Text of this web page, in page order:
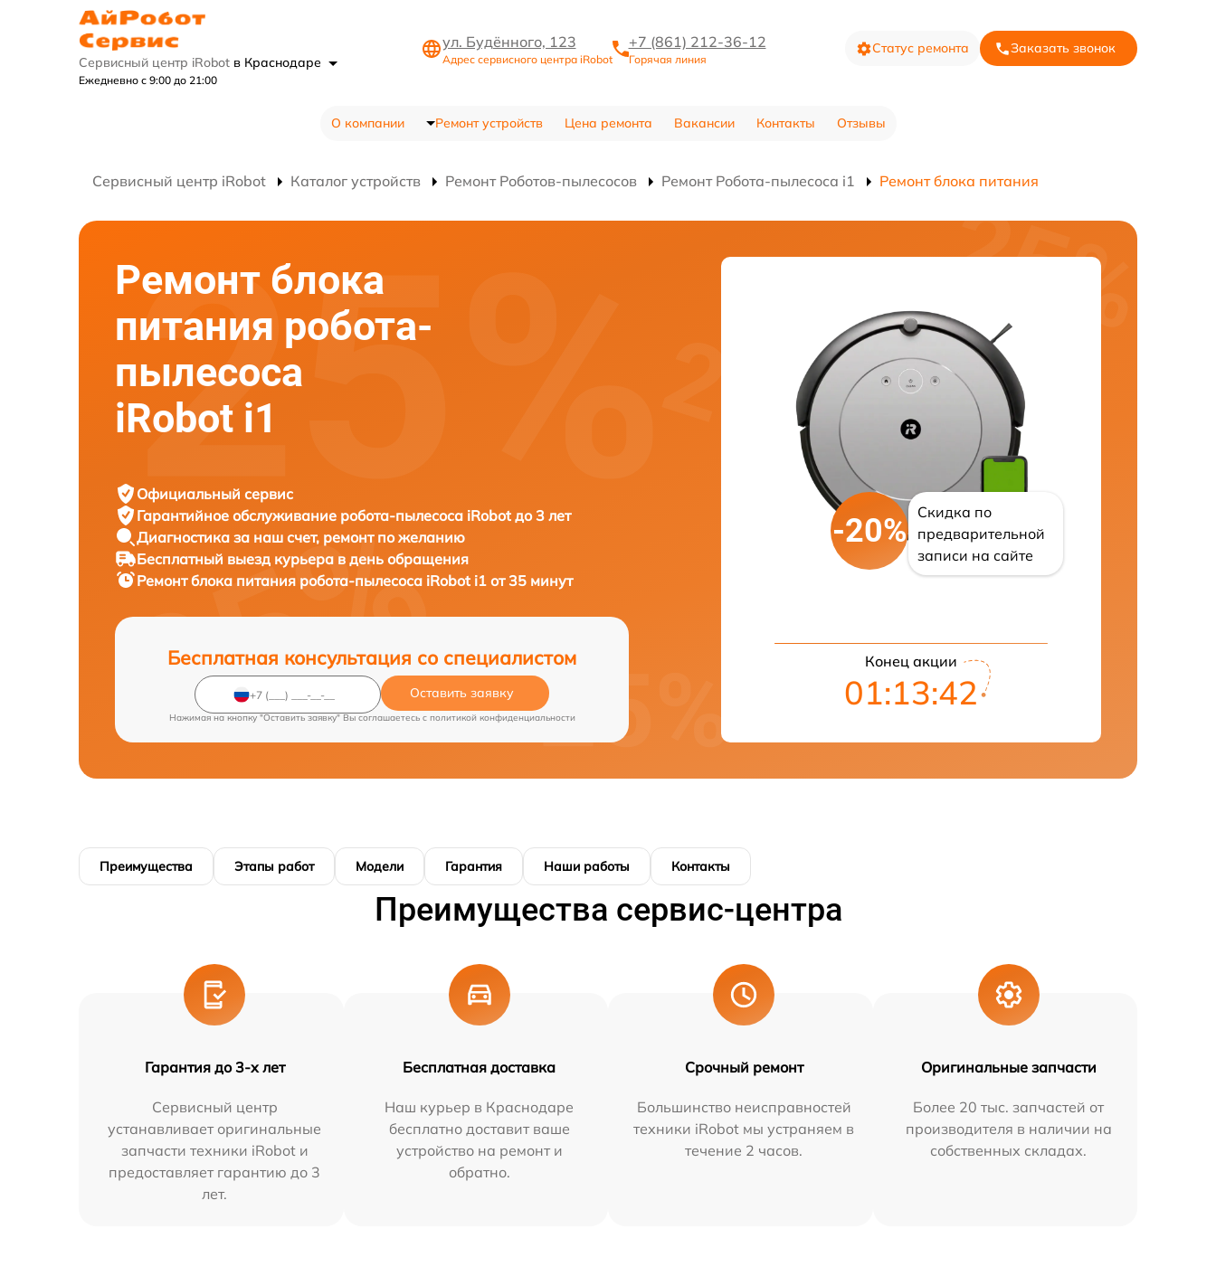
Сервисный центр iRobot в Краснодаре
Ежедневно с 9:00 до 21:00
ул. Будённого, 123
Адрес сервисного центра iRobot
+7 (861) 212-36-12
Горячая линия
Статус ремонта Заказать звонок
О компании Ремонт устройств Цена ремонта Вакансии Контакты Отзывы
Сервисный центр iRobot Каталог устройств Ремонт Роботов-пылесосов Ремонт Робота-пылесоса i1 Ремонт блока питания
Ремонт блока
питания робота-
пылесоса
iRobot i1
Официальный сервис
Гарантийное обслуживание робота-пылесоса iRobot до 3 лет
Диагностика за наш счет, ремонт по желанию
Бесплатный выезд курьера в день обращения
Ремонт блока питания робота-пылесоса iRobot i1 от 35 минут
Бесплатная консультация со специалистом
Оставить заявку
Нажимая на кнопку "Оставить заявку" Вы соглашаетесь c политикой конфиденциальности
-20%
Скидка по
предварительной
записи на сайте
Конец акции
01:13:41
Преимущества Этапы работ Модели Гарантия Наши работы Контакты
Преимущества сервис-центра
Гарантия до 3-х лет
Сервисный центр
устанавливает оригинальные
запчасти техники iRobot и
предоставляет гарантию до 3
лет.
Бесплатная доставка
Наш курьер в Краснодаре
бесплатно доставит ваше
устройство на ремонт и
обратно.
Срочный ремонт
Большинство неисправностей
техники iRobot мы устраняем в
течение 2 часов.
Оригинальные запчасти
Более 20 тыс. запчастей от
производителя в наличии на
собственных складах.